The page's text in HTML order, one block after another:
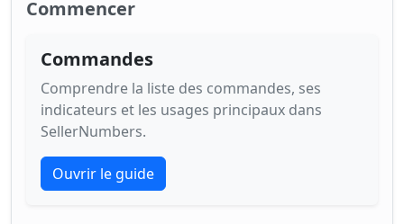
Commencer
Commandes
Comprendre la liste des commandes, ses
indicateurs et les usages principaux dans
SellerNumbers.
Ouvrir le guide